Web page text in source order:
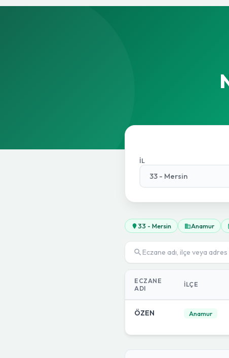
İL
33 - Mersin Anamur
ECZANE
ADI
İLÇE
ÖZEN Anamur